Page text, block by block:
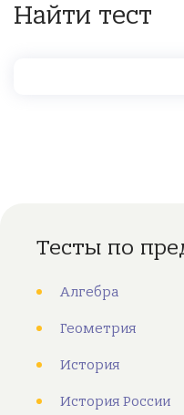
Найти тест
Тесты по
Алгебра
Геометрия
История
История России